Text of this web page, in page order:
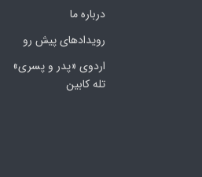
درباره ما
رویدادهای پیش رو
اردوی «پدر و پسری»
تله کابین